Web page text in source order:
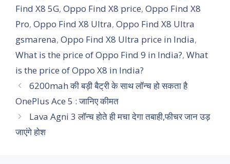
Find X8 5G, Oppo Find X8 price, Oppo Find X8
Pro, Oppo Find X8 Ultra, Oppo Find X8 Ultra
gsmarena, Oppo Find X8 Ultra price in India,
What is the price of Oppo Find 9 in India?, What
is the price of Oppo X8 in India?
6200mah की बड़ी बैट्री के साथ लॉन्च हो सकता है
OnePlus Ace 5 : जानिए कीमत
Lava Agni 3 लॉन्च होते ही मचा देगा तबाही,फीचर जान उड़
जाएंगे होश